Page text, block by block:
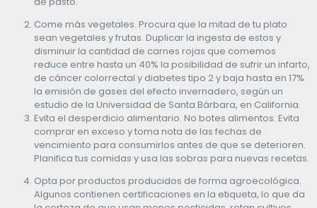
Come más vegetales. Procura que la mitad de tu plato
sean vegetales y frutas. Duplicar la ingesta de estos y
disminuir la cantidad de carnes rojas que comemos
reduce entre hasta un 40% la posibilidad de sufrir un infarto,
de cáncer colorrectal y diabetes tipo 2 y baja hasta en 17%
la emisión de gases del efecto invernadero, según un
estudio de la Universidad de Santa Bárbara, en California.
Evita el desperdicio alimentario. No botes alimentos. Evita
comprar en exceso y toma nota de las fechas de
vencimiento para consumirlos antes de que se deterioren.
Planifica tus comidas y usa las sobras para nuevas recetas.
Opta por productos producidos de forma agroecológica.
Algunos contienen certificaciones en la etiqueta, lo que da